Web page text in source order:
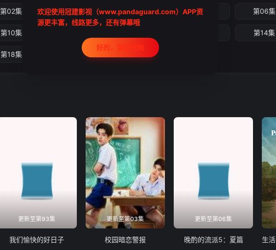
第02集 第03集 第04集 第05集 第06集
第10集 第14集
第18集 第19集
更新至第93集
我们愉快的好日子
更新至第03集
校园暗恋警报
更新至第06集
晚酌的流派5：夏篇
欢迎使用冠建影视（www.pandaguard.com）APP资
源更丰富，线路更多，还有弹幕哦
好的，我记住啦